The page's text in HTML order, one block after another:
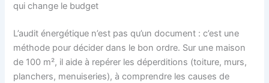
qui change le budget
L’audit énergétique n’est pas qu’un document : c’est une
méthode pour décider dans le bon ordre. Sur une maison
de 100 m², il aide à repérer les déperditions (toiture, murs,
planchers, menuiseries), à comprendre les causes de